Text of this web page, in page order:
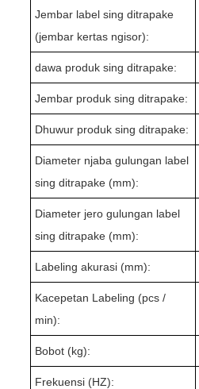
Jembar label sing ditrapake
(jembar kertas ngisor):
dawa produk sing ditrapake:
Jembar produk sing ditrapake:
Dhuwur produk sing ditrapake:
Diameter njaba gulungan label
sing ditrapake (mm):
Diameter jero gulungan label
sing ditrapake (mm):
Labeling akurasi (mm):
Kacepetan Labeling (pcs /
min):
Bobot (kg):
Frekuensi (HZ):